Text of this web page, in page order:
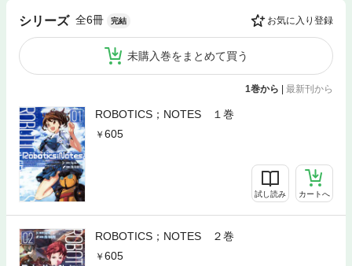
シリーズ 全6冊 完結 お気に入り登録
未購入巻をまとめて買う
1巻から | 最新刊から
ROBOTICS；NOTES １巻
605
試し読み カートへ
ROBOTICS；NOTES ２巻
605